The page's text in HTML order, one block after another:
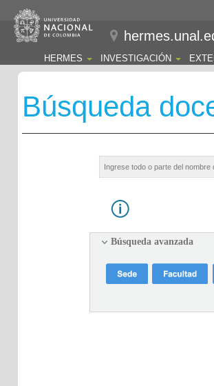
HERMES INVESTIGACIÓN
Búsqueda
Búsqueda avanzada